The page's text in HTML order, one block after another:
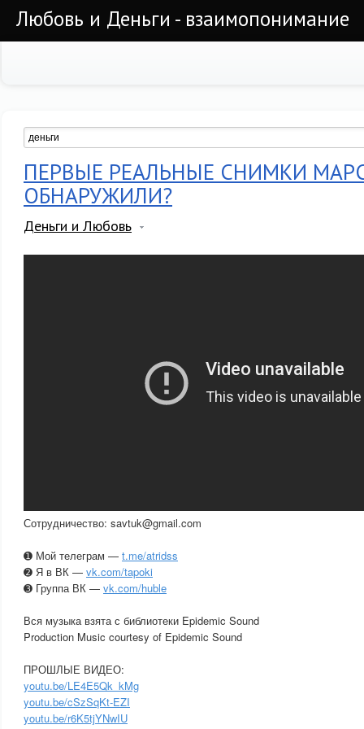
Любовь и Деньги - взаимопонимание
ПЕРВЫЕ РЕАЛЬНЫЕ СНИМКИ
ОБНАРУЖИЛИ?
Деньги и Любовь
Сотрудничество: savtuk@gmail.com
➊ Мой телеграм — t.me/atridss
➋ Я в ВК — vk.com/tapoki
➌ Группа ВК — vk.com/huble
Вся музыка взята с библиотеки Epidemic Sound
Production Music courtesy of Epidemic Sound
ПРОШЛЫЕ ВИДЕО:
youtu.be/LE4E5Qk_kMg
youtu.be/cSzSqKt-EZI
youtu.be/r6K5tjYNwIU